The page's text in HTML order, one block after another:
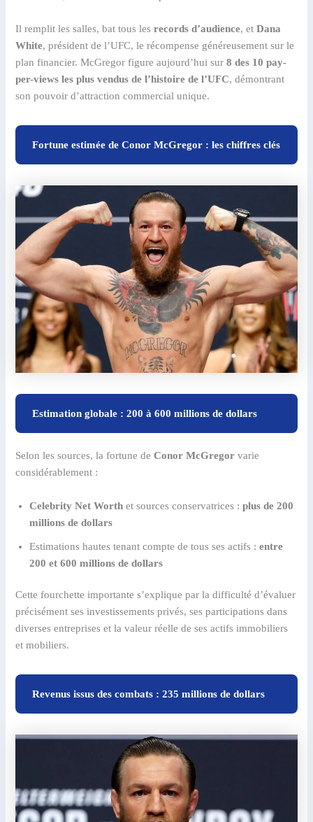
Il remplit les salles, bat tous lesrecords d’audience, etDana
White, président de l’UFC, le récompense généreusement sur le
plan financier. McGregor figure aujourd’hui sur8 des 10 pay-
per-views les plus vendus de l’histoire de l’UFC, démontrant
son pouvoir d’attraction commercial unique.
Fortune estimée de Conor McGregor : les chiffres clés
Estimation globale : 200 à 600 millions de dollars
Selon les sources, la fortune deConor McGregor varie
considérablement :
Celebrity Net Worth et sources conservatrices :plus de 200
millions de dollars
Estimations hautes tenant compte de tous ses actifs :entre
200 et 600 millions de dollars
Cette fourchette importante s’explique par la difficulté d’évaluer
précisément ses investissements privés, ses participations dans
diverses entreprises et la valeur réelle de ses actifs immobiliers
et mobiliers.
Revenus issus des combats : 235 millions de dollars